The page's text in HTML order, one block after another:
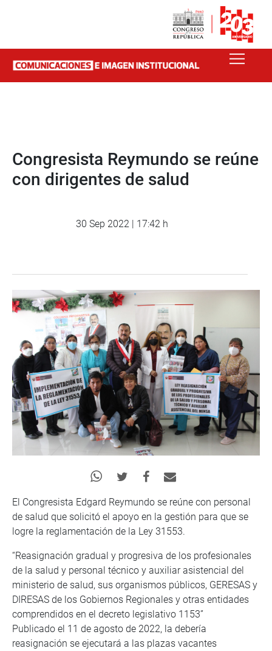
Congresista Reymundo se reúne
con dirigentes de salud
30 Sep 2022 | 17:42 h
El Congresista Edgard Reymundo se reúne con personal
de salud que solicitó el apoyo en la gestión para que se
logre la reglamentación de la Ley 31553.
“Reasignación gradual y progresiva de los profesionales
de la salud y personal técnico y auxiliar asistencial del
ministerio de salud, sus organismos públicos, GERESAS y
DIRESAS de los Gobiernos Regionales y otras entidades
comprendidos en el decreto legislativo 1153”
Publicado el 11 de agosto de 2022, la debería
reasignación se ejecutará a las plazas vacantes